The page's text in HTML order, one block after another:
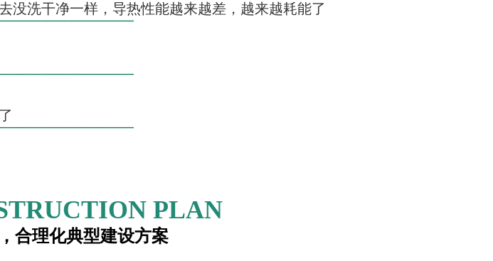
没洗干净一样，导热性能越来越差，越来越耗能了
PLAN
合理化典型建设方案